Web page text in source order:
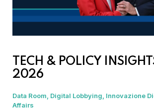
TECH & POLICY
2026
Data Room Digital Lobbying Innovazione
Affairs